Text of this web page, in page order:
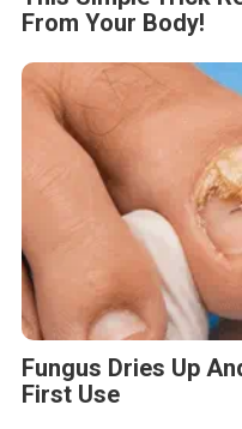
From Your Body!
Fungus Dries Up
First Use